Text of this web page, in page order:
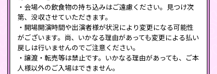
・会場への飲食物の持ち込みはご遠慮ください。見つけ次
第、没収させていただきます。
・開場開演時間や出演者様が状況により変更になる可能性
がございます。尚、いかなる理由があっても変更による払い
戻しは行いませんのでご注意ください。
・譲渡・転売等は禁⽌です。いかなる理由があっても、ご本
⼈様以外のご⼊場はできません。